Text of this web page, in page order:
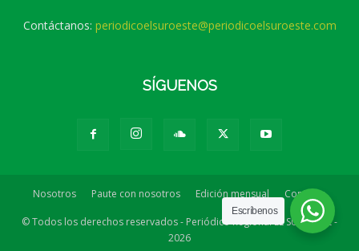
Contáctanos: periodicoelsuroeste@periodicoelsuroeste.com
SÍGUENOS
Nosotros Paute con nosotros Edición mensual Contacto
© Todos los derechos reservados - Periódico Regional EL SUROESTE -
2026
Escríbenos